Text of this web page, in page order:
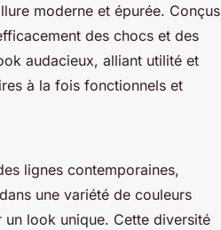
moderne et épurée. Conçus
des chocs et des
audacieux, alliant utilité et
à la fois fonctionnels et
lignes contemporaines,
une variété de couleurs
look unique. Cette diversité